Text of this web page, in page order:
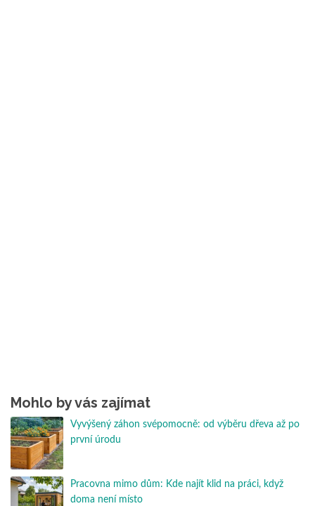
Mohlo by vás zajímat
Vyvýšený záhon svépomocně: od výběru dřeva až po
první úrodu
Pracovna mimo dům: Kde najít klid na práci, když
doma není místo